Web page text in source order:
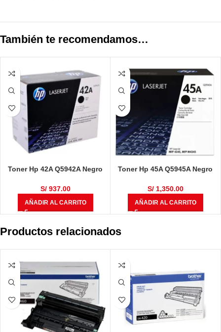
También te recomendamos…
Toner Hp 42A Q5942A Negro
Pg
S/937.00
AÑADIR AL CARRITO
Toner Hp 45A Q5945A Negro
S/1,350.00
AÑADIR AL CARRITO
Productos relacionados